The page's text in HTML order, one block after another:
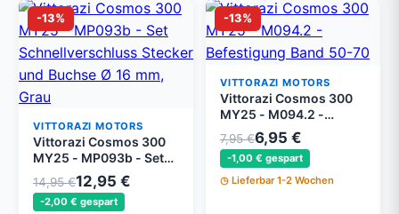
-13%
VITTORAZI MOTORS
Vittorazi Cosmos 300
MY25 - MP093b - Set
Schnellverschluss
Stecker und Buchse Ø
16 mm, Grau
14,95 €12,95 €
-2,00 € gespart
-13%
VITTORAZI MOTORS
Vittorazi Cosmos 300
MY25 - M094.2 -
Befestigung Band 50-
70 mm (Set von 2)
7,95 €6,95 €
-1,00 € gespart
Lieferbar 1-2 Wochen